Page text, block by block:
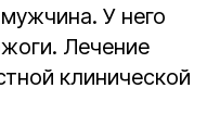
У него
Лечение
клинической